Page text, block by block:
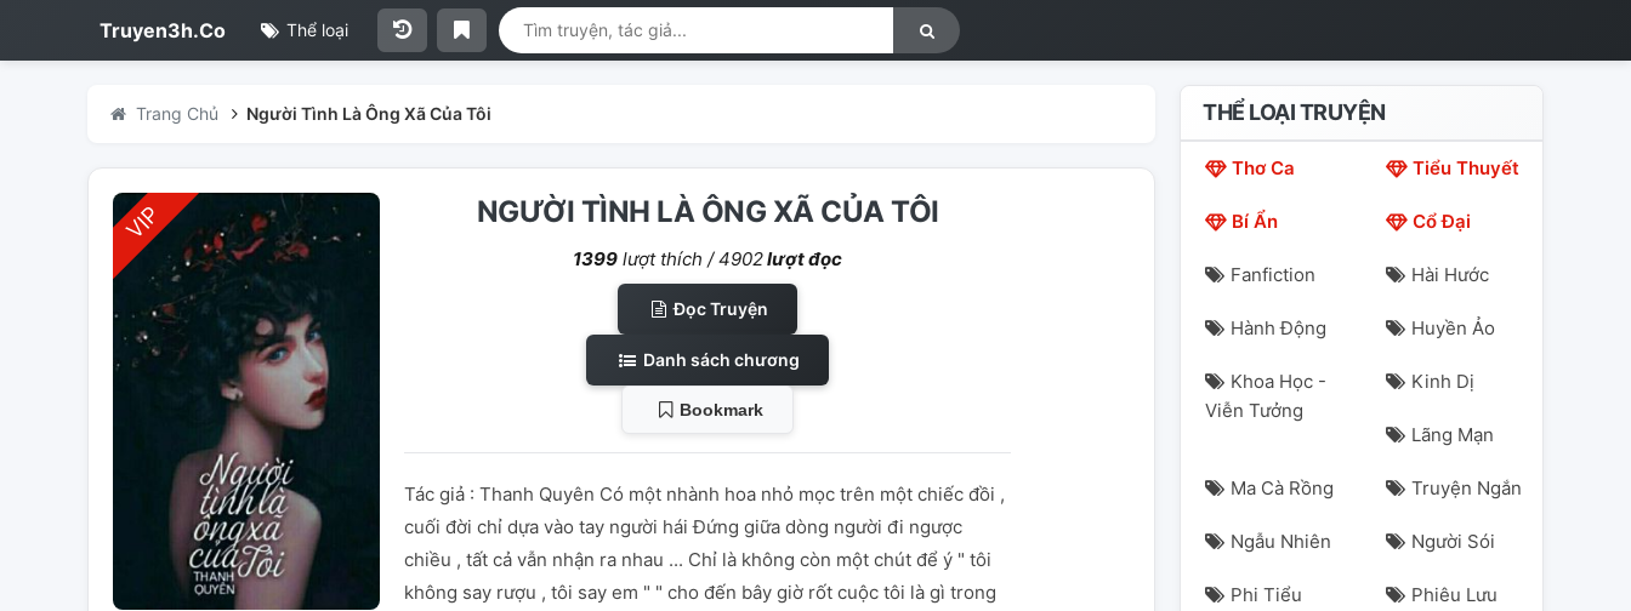
Truyen3h.Co Thể loại
Trang Chủ Người Tình Là Ông Xã Của Tôi
NGƯỜI TÌNH LÀ ÔNG XÃ CỦA TÔI
1399 lượt thích /4902lượt đọc
Đọc Truyện
Danh sách chương
Bookmark
Tác giả : Thanh Quyên Có một nhành hoa nhỏ mọc trên một chiếc đồi ,
cuối đời chỉ dựa vào tay người hái Đứng giữa dòng người đi ngược
chiều , tất cả vẫn nhận ra nhau ... Chỉ là không còn một chút để ý " tôi
không say rượu , tôi say em " " cho đến bây giờ rốt cuộc tôi là gì trong
THỂ LOẠI TRUYỆN
Thơ Ca Tiểu Thuyết
Bí Ẩn Cổ Đại
Fanfiction Hài Hước
Hành Động Huyền Ảo
Khoa Học -
Viễn Tưởng
Kinh Dị
Lãng Mạn
Ma Cà Rồng Truyện Ngắn
Ngẫu Nhiên Người Sói
Phi Tiểu
Phiêu Lưu